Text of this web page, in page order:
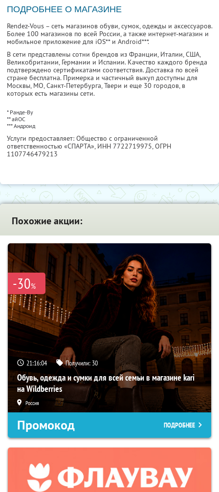
ПОДРОБНЕЕ О МАГАЗИНЕ
Rendez-Vous – сеть магазинов обуви, сумок, одежды и аксессуаров.
Более 100 магазинов по всей России, а также интернет-магазин и
мобильное приложение для iOS** и Android***.
В сети представлены сотни брендов из Франции, Италии, США,
Великобритании, Германии и Испании. Качество каждого бренда
подтверждено сертификатами соответствия. Доставка по всей
стране бесплатна. Примерка и частичный выкуп доступны для
Москвы, МО, Санкт-Петербурга, Твери и еще 30 городов, в
которых есть магазины сети.
* Ранде-Ву
** айОС
*** Андроид
Услуги предоставляет: Общество с ограниченной
ответственностью «СПАРТА», ИНН 7722719975, ОГРН
1107746479213
Похожие акции:
-30%
21:16:04 Получили: 30
Обувь, одежда и сумки для всей семьи в магазине kari
на Wildberries
Россия
Промокод ПОДРОБНЕЕ